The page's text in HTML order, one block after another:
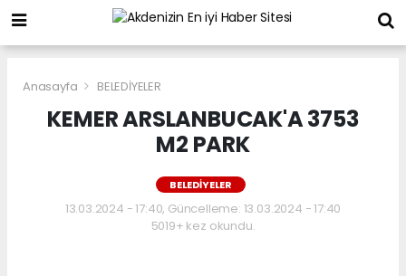
Anasayfa BELEDİYELER
KEMER ARSLANBUCAK'A 3753
M2 PARK
BELEDİYELER
13.03.2024 - 17:40, Güncelleme: 13.03.2024 - 17:40
5019+ kez okundu.